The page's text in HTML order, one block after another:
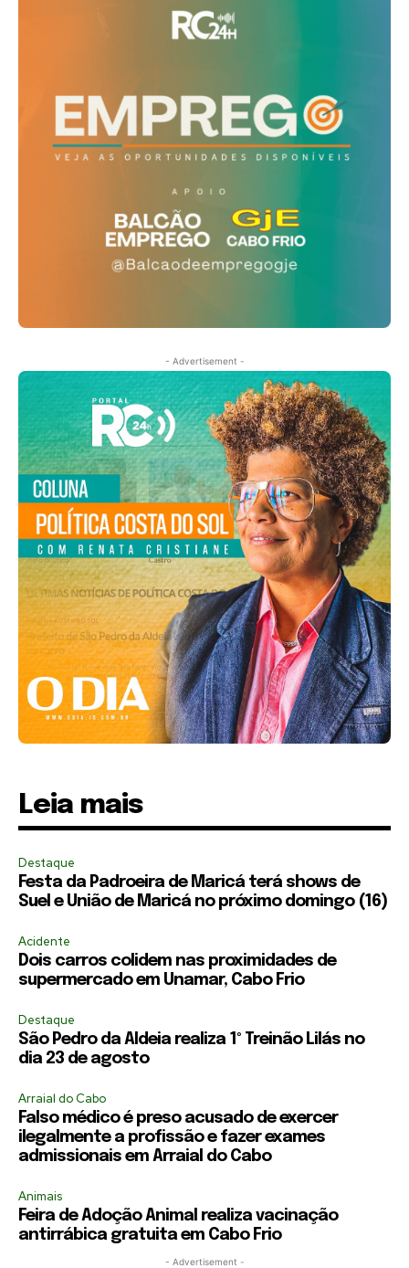
- Advertisement -
Leia mais
Destaque
Festa da Padroeira de Maricá terá shows de
Suel e União de Maricá no próximo domingo (16)
Acidente
Dois carros colidem nas proximidades de
supermercado em Unamar, Cabo Frio
Destaque
São Pedro da Aldeia realiza 1º Treinão Lilás no
dia 23 de agosto
Arraial do Cabo
Falso médico é preso acusado de exercer
ilegalmente a profissão e fazer exames
admissionais em Arraial do Cabo
Animais
Feira de Adoção Animal realiza vacinação
antirrábica gratuita em Cabo Frio
- Advertisement -